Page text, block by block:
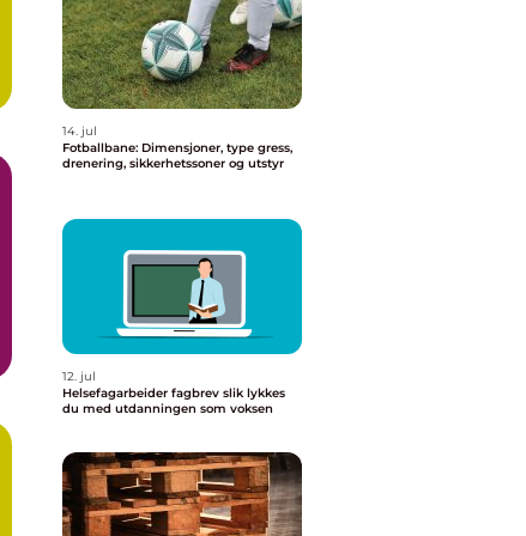
14. jul
Fotballbane: Dimensjoner, type gress,
drenering, sikkerhetssoner og utstyr
12. jul
Helsefagarbeider fagbrev slik lykkes
du med utdanningen som voksen